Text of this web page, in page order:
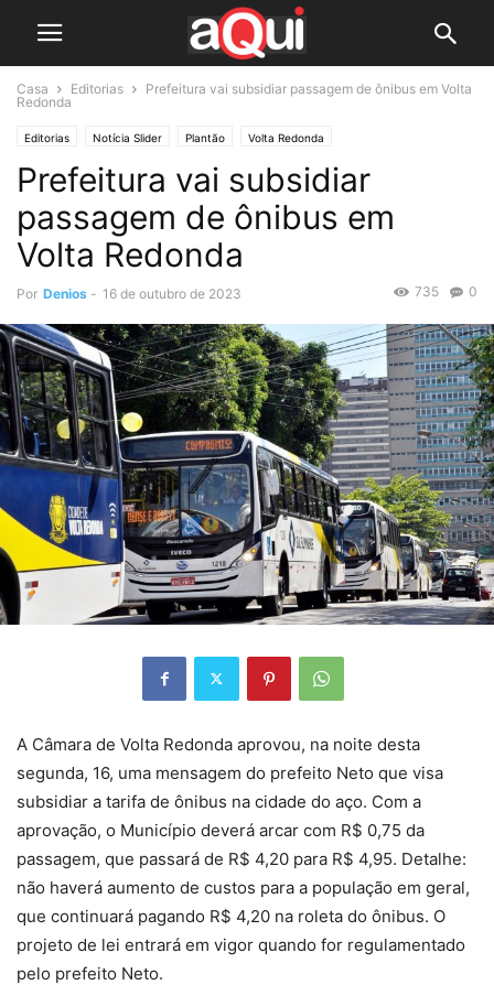
Casa Editorias
Prefeitura vai subsidiar passagem de ônibus em Volta
Redonda
Editorias Notícia Slider Plantão Volta Redonda
Prefeitura vai subsidiar
passagem de ônibus em
Volta Redonda
Por Denios - 16 de outubro de 2023 0
735
A Câmara de Volta Redonda aprovou, na noite desta
segunda, 16, uma mensagem do prefeito Neto que visa
subsidiar a tarifa de ônibus na cidade do aço. Com a
aprovação, o Município deverá arcar com R$ 0,75 da
passagem, que passará de R$ 4,20 para R$ 4,95. Detalhe:
não haverá aumento de custos para a população em geral,
que continuará pagando R$ 4,20 na roleta do ônibus. O
projeto de lei entrará em vigor quando for regulamentado
pelo prefeito Neto.